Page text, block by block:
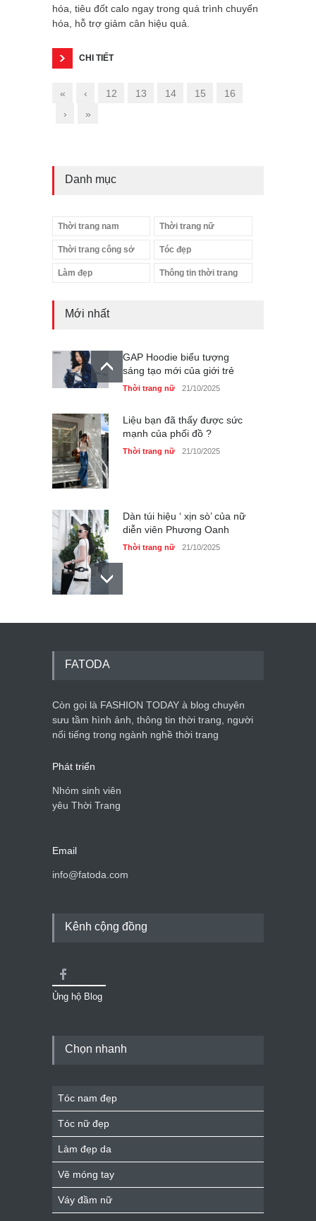
hóa, tiêu đốt calo ngay trong quá trình chuyển
hóa, hỗ trợ giảm cân hiệu quả.
CHI TIẾT
« ‹ 12 13 14 15
16
›
»
Danh mục
Thời trang nam Thời trang nữ
Thời trang công sở Tóc đẹp
Làm đẹp Thông tin thời trang
Mới nhất
GAP Hoodie biểu tượng
sáng tạo mới của giới trẻ
Thời trang nữ 21/10/2025
Liệu bạn đã thấy được sức
mạnh của phối đồ ?
Thời trang nữ 21/10/2025
Dàn túi hiệu ‘ xịn sò’ của nữ
diễn viên Phương Oanh
Thời trang nữ 21/10/2025
Mẫu áo khoác đẹp cho phụ
Chiếc áo dài cưới của Hoa
hậu Đỗ Hà ?
Thời trang nữ 21/10/2025
FATODA
Còn gọi là FASHION TODAY à blog chuyên
sưu tầm hình ảnh, thông tin thời trang, người
nổi tiếng trong ngành nghề thời trang
Phát triển
Nhóm sinh viên
yêu Thời Trang
Email
info@fatoda.com
Kênh cộng đồng
Ủng hộ Blog
Chọn nhanh
Tóc nam đẹp
Tóc nữ đẹp
Làm đẹp da
Vẽ móng tay
Váy đầm nữ